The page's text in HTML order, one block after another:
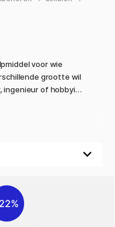
voor wie
grootte wil
ingenieur of hobbyist
22%